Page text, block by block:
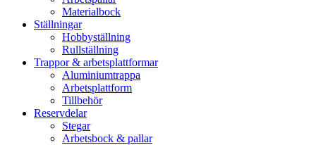
Materialbock
Ställningar
Hobbyställning
Rullställning
Trappor & arbetsplattformar
Aluminiumtrappa
Arbetsplattform
Tillbehör
Reservdelar
Stegar
Arbetsbock & pallar